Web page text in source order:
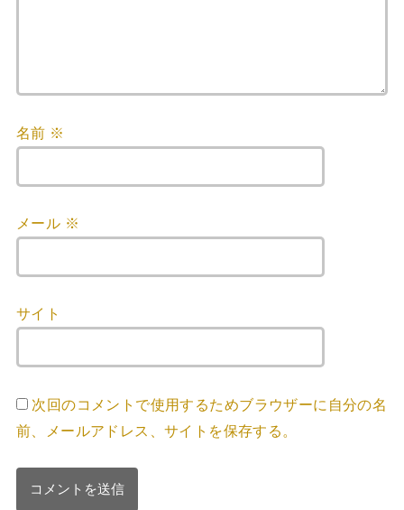
名前 ※
メール ※
サイト
次回のコメントで使用するためブラウザーに自分の名
前、メールアドレス、サイトを保存する。